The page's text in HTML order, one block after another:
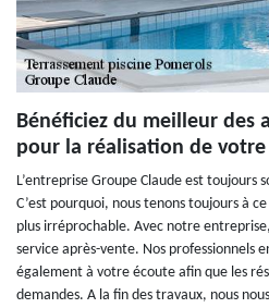
Bénéficiez du meilleur des
pour la réalisation de
L’entreprise Groupe Claude est toujours
C’est pourquoi, nous tenons toujours à
plus irréprochable. Avec notre
service après-vente. Nos professionnels
également à votre écoute afin que les
demandes. A la fin des travaux, nous